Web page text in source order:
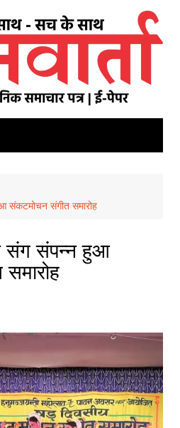
संकटमोचन संगीत समारोह
संग संपन्न हुआ